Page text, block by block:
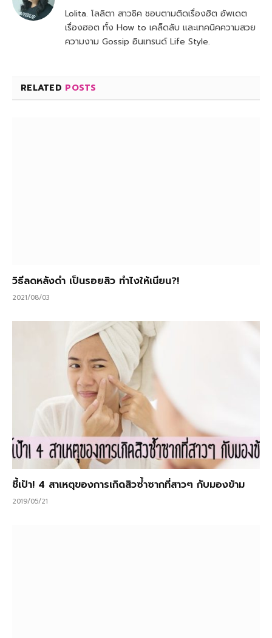
Lolita. โลลิตา สาวชิค ชอบตามติดเรื่องฮิต อัพเดต
เรื่องฮอต ทั้ง How to เคล็ดลับ และเทคนิคความสวย
ความงาม Gossip อินเทรนด์ Life Style.
RELATED POSTS
วิธีลดหลังดำ เป็นรอยสิว ทำไงให้เนียน?!
2021/08/03
ชี้เป้า! 4 สาเหตุของการเกิดสิวซ้ำซากที่สาวๆ กับมองข้าม
2019/05/21